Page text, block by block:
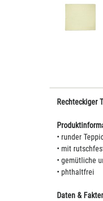
Rechteckiger
• runder
• mit
• gemütliche
• phthaltfrei
Daten &